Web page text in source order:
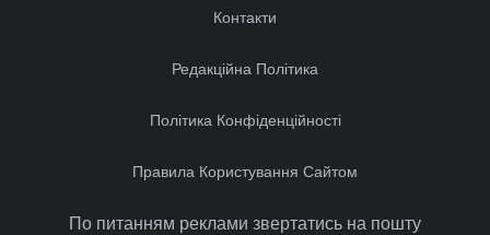
Контакти
Редакційна Політика
Політика Конфіденційності
Правила Користування Сайтом
По питанням реклами звертатись на пошту